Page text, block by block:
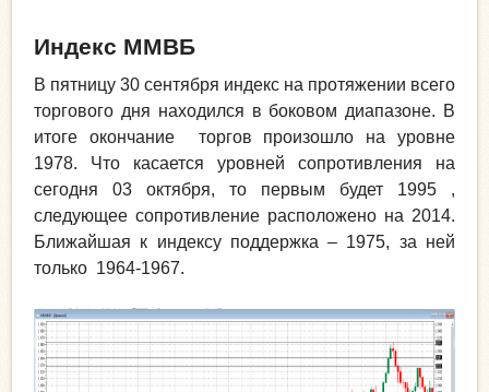
Индекс ММВБ
В пятницу 30 сентября индекс на протяжении всего
торгового дня находился в боковом диапазоне. В
итоге окончание торгов произошло на уровне
1978. Что касается уровней сопротивления на
сегодня 03 октября, то первым будет 1995 ,
следующее сопротивление расположено на 2014.
Ближайшая к индексу поддержка – 1975, за ней
только 1964-1967.